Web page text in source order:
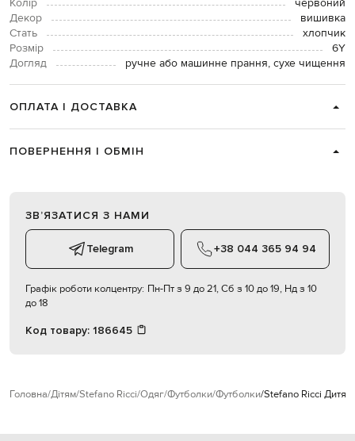
Колір
червоний
Декор
вишивка
Стать
хлопчик
Розмір
6Y
Догляд
ручне або машинне прання, сухе чищення
ОПЛАТА І ДОСТАВКА
ПОВЕРНЕННЯ І ОБМІН
ЗВʼЯЗАТИСЯ З НАМИ
Telegram +38 044 365 94 94
Графік роботи колцентру: Пн-Пт з 9 до 21, Сб з 10 до 19, Нд з 10
до 18
Код товару: 186645
Головна Дітям Stefano Ricci Одяг Футболки Футболки Stefano Ricci